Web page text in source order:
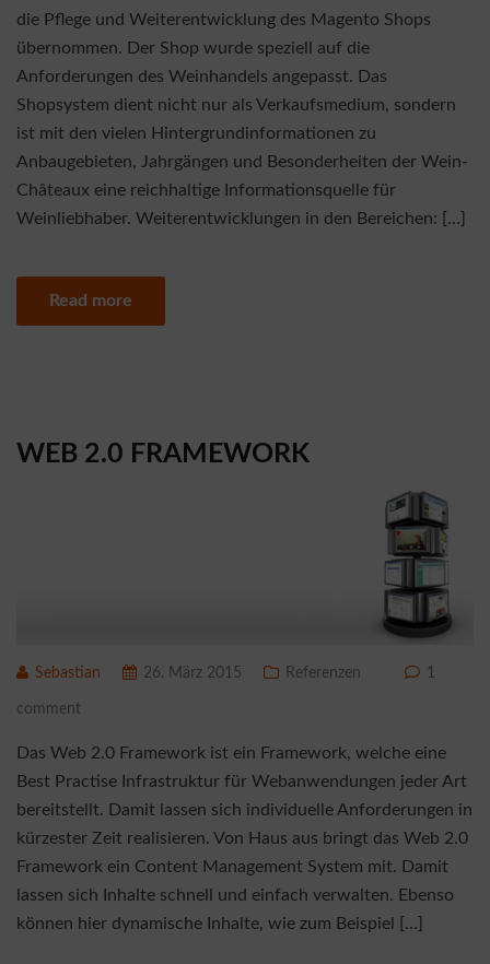
die Pflege und Weiterentwicklung des Magento Shops
übernommen. Der Shop wurde speziell auf die
Anforderungen des Weinhandels angepasst. Das
Shopsystem dient nicht nur als Verkaufsmedium, sondern
ist mit den vielen Hintergrundinformationen zu
Anbaugebieten, Jahrgängen und Besonderheiten der Wein-
Châteaux eine reichhaltige Informationsquelle für
Weinliebhaber. Weiterentwicklungen in den Bereichen: […]
Read more
WEB 2.0 FRAMEWORK
Sebastian 26. März 2015 Referenzen 1
comment
Das Web 2.0 Framework ist ein Framework, welche eine
Best Practise Infrastruktur für Webanwendungen jeder Art
bereitstellt. Damit lassen sich individuelle Anforderungen in
kürzester Zeit realisieren. Von Haus aus bringt das Web 2.0
Framework ein Content Management System mit. Damit
lassen sich Inhalte schnell und einfach verwalten. Ebenso
können hier dynamische Inhalte, wie zum Beispiel […]